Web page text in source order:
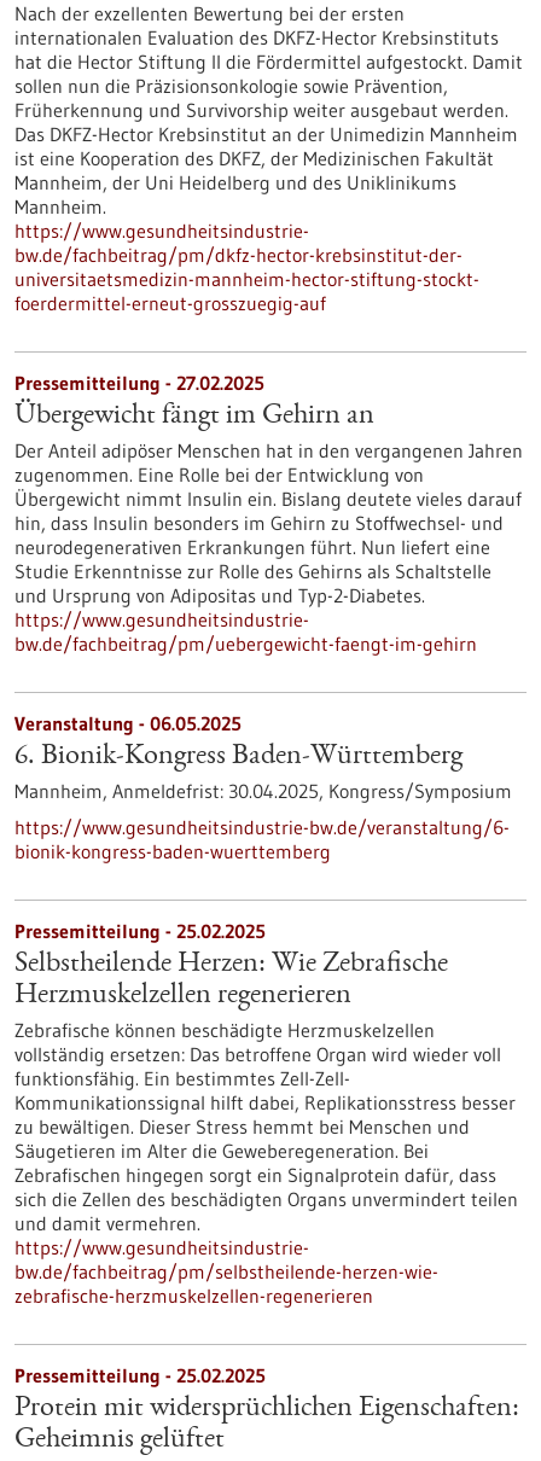
Nach der exzellenten Bewertung bei der ersten
internationalen Evaluation des DKFZ-Hector Krebsinstituts
hat die Hector Stiftung II die Fördermittel aufgestockt. Damit
sollen nun die Präzisionsonkologie sowie Prävention,
Früherkennung und Survivorship weiter ausgebaut werden.
Das DKFZ-Hector Krebsinstitut an der Unimedizin Mannheim
ist eine Kooperation des DKFZ, der Medizinischen Fakultät
Mannheim, der Uni Heidelberg und des Uniklinikums
Mannheim.
https://www.gesundheitsindustrie-
bw.de/fachbeitrag/pm/dkfz-hector-krebsinstitut-der-
universitaetsmedizin-mannheim-hector-stiftung-stockt-
foerdermittel-erneut-grosszuegig-auf
Pressemitteilung - 27.02.2025
Übergewicht fängt im Gehirn an
Der Anteil adipöser Menschen hat in den vergangenen Jahren
zugenommen. Eine Rolle bei der Entwicklung von
Übergewicht nimmt Insulin ein. Bislang deutete vieles darauf
hin, dass Insulin besonders im Gehirn zu Stoffwechsel- und
neurodegenerativen Erkrankungen führt. Nun liefert eine
Studie Erkenntnisse zur Rolle des Gehirns als Schaltstelle
und Ursprung von Adipositas und Typ-2-Diabetes.
https://www.gesundheitsindustrie-
bw.de/fachbeitrag/pm/uebergewicht-faengt-im-gehirn
Veranstaltung - 06.05.2025
6. Bionik-Kongress Baden-Württemberg
Mannheim, Anmeldefrist: 30.04.2025, Kongress/Symposium
https://www.gesundheitsindustrie-bw.de/veranstaltung/6-
bionik-kongress-baden-wuerttemberg
Pressemitteilung - 25.02.2025
Selbstheilende Herzen: Wie Zebrafische
Herzmuskelzellen regenerieren
Zebrafische können beschädigte Herzmuskelzellen
vollständig ersetzen: Das betroffene Organ wird wieder voll
funktionsfähig. Ein bestimmtes Zell-Zell-
Kommunikationssignal hilft dabei, Replikationsstress besser
zu bewältigen. Dieser Stress hemmt bei Menschen und
Säugetieren im Alter die Geweberegeneration. Bei
Zebrafischen hingegen sorgt ein Signalprotein dafür, dass
sich die Zellen des beschädigten Organs unvermindert teilen
und damit vermehren.
https://www.gesundheitsindustrie-
bw.de/fachbeitrag/pm/selbstheilende-herzen-wie-
zebrafische-herzmuskelzellen-regenerieren
Pressemitteilung - 25.02.2025
Protein mit widersprüchlichen Eigenschaften:
Geheimnis gelüftet